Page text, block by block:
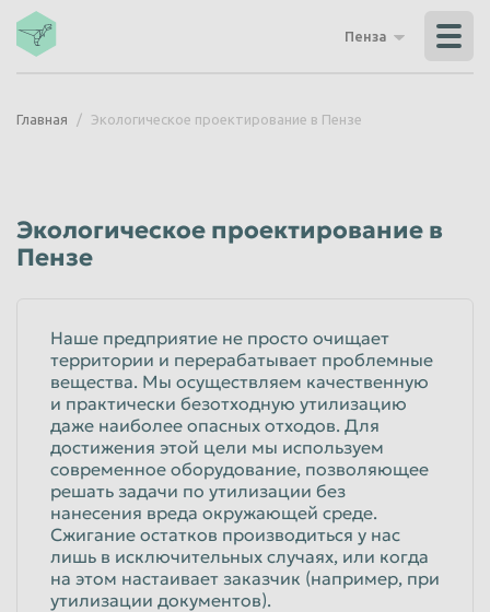
Владикавказ
Волгоград
Воронеж Грозный
Иркутск Йошкар-Ола
Кемерово Керчь
Комсомольск-на-Амуре
Королёв Кострома
Красногорск Краснодар
Красноярск Курган
Липецк
Люберцы Магнитогорск
Пенза
Главная Экологическое проектирование в Пензе
Экологическое проектирование в
Пензе
Наше предприятие не просто очищает
территории и перерабатывает проблемные
вещества. Мы осуществляем качественную
и практически безотходную утилизацию
даже наиболее опасных отходов. Для
достижения этой цели мы используем
современное оборудование, позволяющее
решать задачи по утилизации без
нанесения вреда окружающей среде.
Сжигание остатков производиться у нас
лишь в исключительных случаях, или когда
на этом настаивает заказчик (например, при
утилизации документов).